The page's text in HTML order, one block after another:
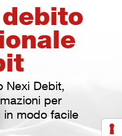
Nexi Debit,
per
in modo facile